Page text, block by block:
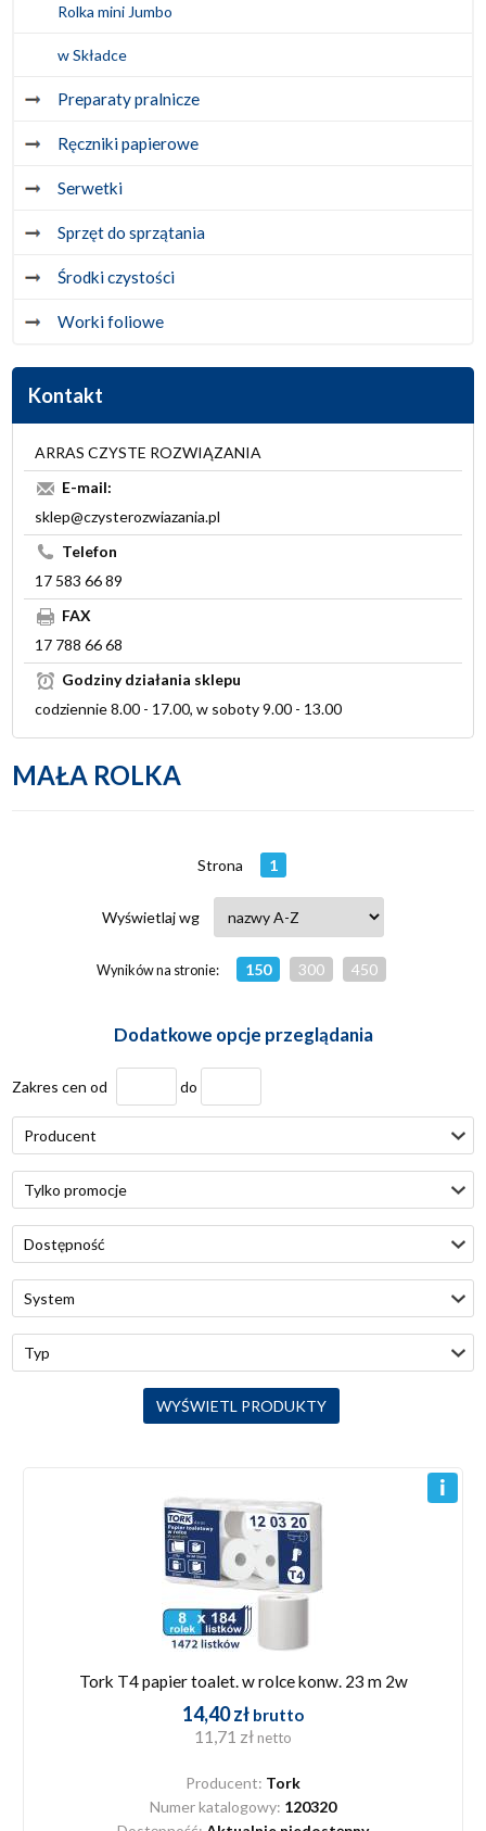
Rolka mini Jumbo
w Składce
Preparaty pralnicze
Ręczniki papierowe
Serwetki
Sprzęt do sprzątania
Środki czystości
Worki foliowe
Kontakt
ARRAS CZYSTE ROZWIĄZANIA
E-mail:
sklep@czysterozwiazania.pl
Telefon
17 583 66 89
FAX
17 788 66 68
Godziny działania sklepu
codziennie 8.00 - 17.00, w soboty 9.00 - 13.00
MAŁA ROLKA
Strona 1
Wyświetlaj wg
Wyników na stronie: 150 300 450
Dodatkowe opcje przeglądania
Zakres cen od do
Producent
Tylko promocje
Dostępność
System
Typ
Tork T4 papier toalet. w rolce konw. 23 m 2w
14,40 zł brutto
11,71 zł netto
Producent: Tork
Numer katalogowy: 120320